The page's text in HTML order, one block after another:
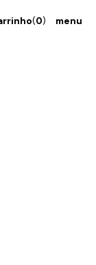
menu
(0)